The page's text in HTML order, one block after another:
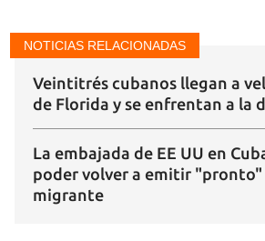
NOTICIAS RELACIONADAS
Veintitrés cubanos llegan a
de Florida y se enfrentan a la
La embajada de EE UU en
poder volver a emitir "pronto"
migrante